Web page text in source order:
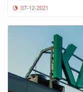
07-12-2021